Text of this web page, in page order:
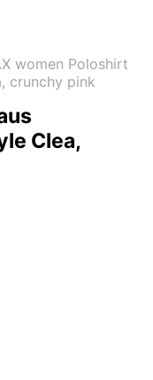
women Poloshirt
crunchy pink
Clea,